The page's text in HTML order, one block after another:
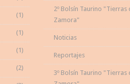
(1)
(1)
(1)
(2)
2º Bolsín Taurino "Tierras
Zamora"
Noticias
Reportajes
3º Bolsín Taurino "Tierras